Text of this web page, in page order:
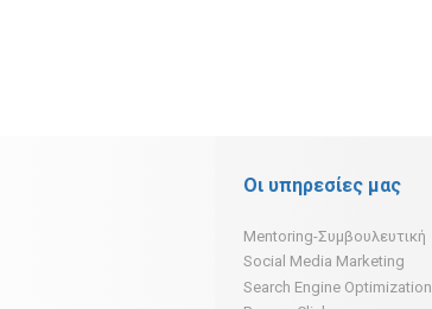
Οι υπηρεσίες μας
Mentoring-Συμβουλευτική
Social Media Marketing
Search Engine Optimization